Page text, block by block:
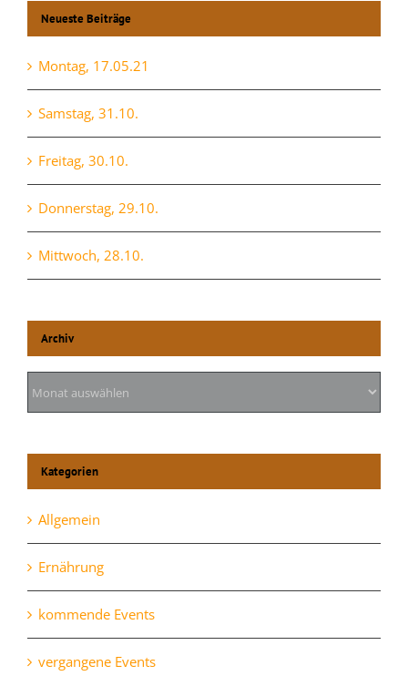
Neueste Beiträge
Montag, 17.05.21
Samstag, 31.10.
Freitag, 30.10.
Donnerstag, 29.10.
Mittwoch, 28.10.
Archiv
Archiv
Kategorien
Allgemein
Ernährung
kommende Events
vergangene Events